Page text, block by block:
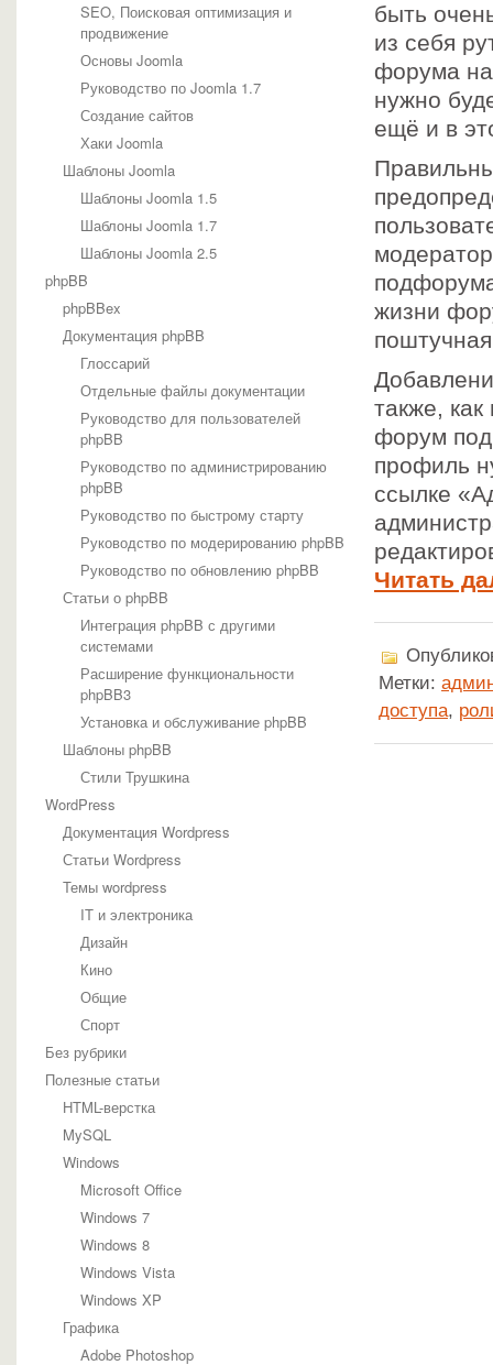
SEO, Поисковая оптимизация и
продвижение
Основы Joomla
Руководство по Joomla 1.7
Создание сайтов
Хаки Joomla
Шаблоны Joomla
Шаблоны Joomla 1.5
Шаблоны Joomla 1.7
Шаблоны Joomla 2.5
phpBB
phpBBex
Документация phpBB
Глоссарий
Отдельные файлы документации
Руководство для пользователей
phpBB
Руководство по администрированию
phpBB
Руководство по быстрому старту
Руководство по модерированию phpBB
Руководство по обновлению phpBB
Статьи о phpBB
Интеграция phpBB с другими
системами
Расширение функциональности
phpBB3
Установка и обслуживание phpBB
Шаблоны phpBB
Стили Трушкина
WordPress
Документация Wordpress
Статьи Wordpress
Темы wordpress
IT и электроника
Дизайн
Кино
Общие
Спорт
Без рубрики
Полезные статьи
HTML-верстка
MySQL
Windows
Microsoft Office
Windows 7
Windows 8
Windows Vista
Windows XP
Графика
Adobe Photoshop
быть
из себя
форума
нужно
ещё и в
жизни
также,
форум
профиль
ссылке
Читать
Метки:
доступа,